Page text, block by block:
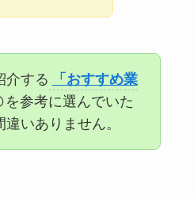
介する
「おすすめ業
を参考に選んでいた
いありません。